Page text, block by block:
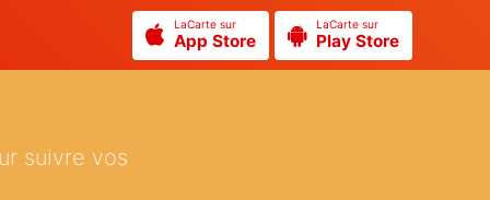
LaCarte sur
App Store
LaCarte sur
Play Store
suivre vos